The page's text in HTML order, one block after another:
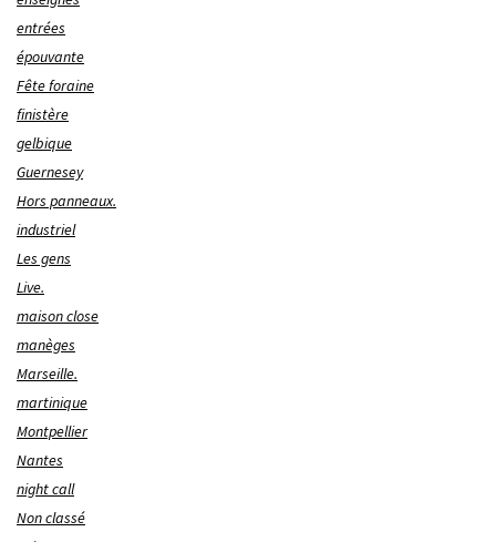
entrées
épouvante
Fête foraine
finistère
gelbique
Guernesey
Hors panneaux.
industriel
Les gens
Live.
maison close
manèges
Marseille.
martinique
Montpellier
Nantes
night call
Non classé